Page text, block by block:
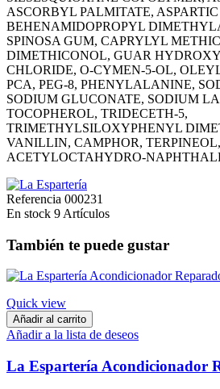
ASCORBYL PALMITATE,
BEHENAMIDOPROPYL
SPINOSA GUM, CAPRYLYL
DIMETHICONOL, GUAR
CHLORIDE, O-CYMEN-5-OL,
PCA, PEG-8, PHENYLALANINE,
SODIUM GLUCONATE, SODIUM
TOCOPHEROL, TRIDECETH-5,
TRIMETHYLSILOXYPHENYL
VANILLIN, CAMPHOR,
ACETYLOCTAHYDRO-
Referencia 000231
En stock 9 Artículos
También te puede gustar
Quick view
Añadir al carrito
Añadir a la lista de deseos
La Espartería Acondicionador